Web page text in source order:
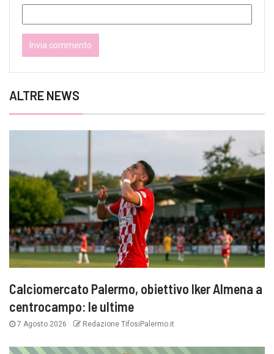
ALTRE NEWS
Calciomercato Palermo, obiettivo Iker Almena a
centrocampo: le ultime
7 Agosto 2026 Redazione TifosiPalermo.it